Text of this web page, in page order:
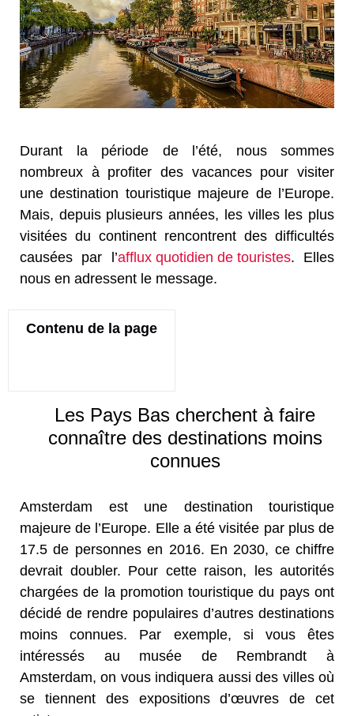
Durant la période de l’été, nous sommes
nombreux à profiter des vacances pour visiter
une destination touristique majeure de l’Europe.
Mais, depuis plusieurs années, les villes les plus
visitées du continent rencontrent des difficultés
causées par l’afflux quotidien de touristes. Elles
nous en adressent le message.
Contenu de la page
Les Pays Bas cherchent à faire
connaître des destinations moins
connues
Amsterdam est une destination touristique
majeure de l’Europe. Elle a été visitée par plus de
17.5 de personnes en 2016. En 2030, ce chiffre
devrait doubler. Pour cette raison, les autorités
chargées de la promotion touristique du pays ont
décidé de rendre populaires d’autres destinations
moins connues. Par exemple, si vous êtes
intéressés au musée de Rembrandt à
Amsterdam, on vous indiquera aussi des villes où
se tiennent des expositions d’œuvres de cet